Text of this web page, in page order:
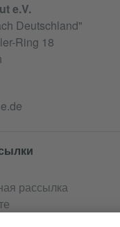
e.V.
Deutschland"
Ring 18
рассылка